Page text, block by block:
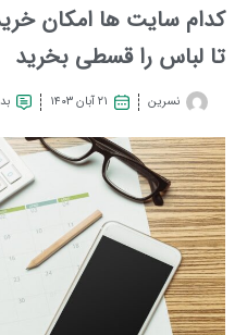
کدام سایت ها امکان
تا لباس را قسطی بخرید
نسرین ۲۱ آبان ۱۴۰۳